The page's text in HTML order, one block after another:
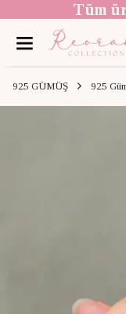
Tüm
925 GÜMÜŞ 925